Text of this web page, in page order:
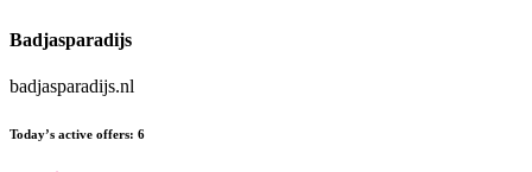
Badjasparadijs
badjasparadijs.nl
Today’s active offers: 6